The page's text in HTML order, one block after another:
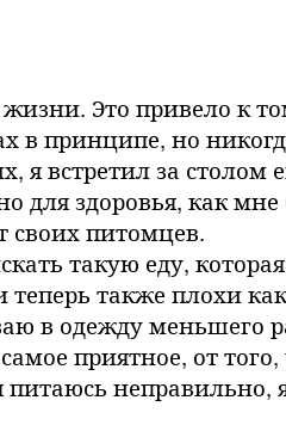
Это привело к
принципе, но
я встретил за столом
для здоровья, как мне
своих питомцев.
такую еду,
также плохи как
в одежду меньшего
приятное, от
неправильно,